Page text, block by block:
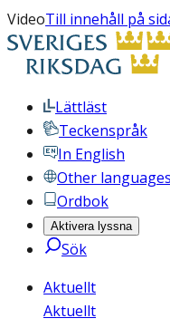
VideoTill innehåll på
Lättläst
Teckenspråk
In English
Other languages
Ordbok
Aktivera lyssna
Sök
Aktuellt
Aktuellt